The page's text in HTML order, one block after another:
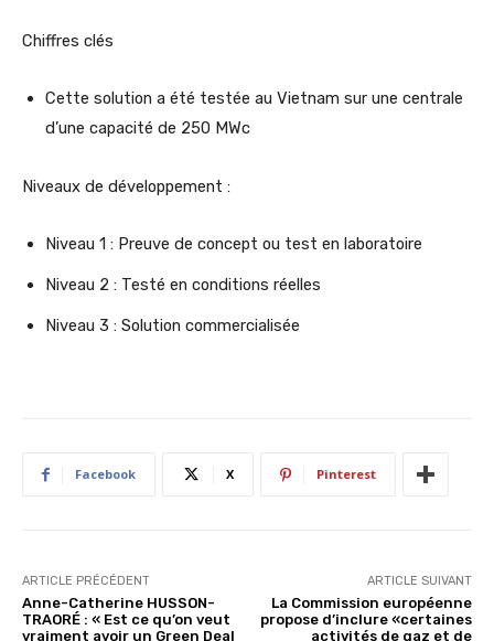
Chiffres clés
Cette solution a été testée au Vietnam sur une centrale
d’une capacité de 250 MWc
Niveaux de développement :
Niveau 1 : Preuve de concept ou test en laboratoire
Niveau 2 : Testé en conditions réelles
Niveau 3 : Solution commercialisée
Facebook X Pinterest
ARTICLE PRÉCÉDENT
Anne-Catherine HUSSON-
TRAORÉ : « Est ce qu’on veut
vraiment avoir un Green Deal
ARTICLE SUIVANT
La Commission européenne
propose d’inclure «certaines
activités de gaz et de